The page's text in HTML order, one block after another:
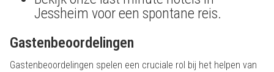
Jessheim voor een spontane reis.
Gastenbeoordelingen
Gastenbeoordelingen spelen een cruciale rol bij het helpen van